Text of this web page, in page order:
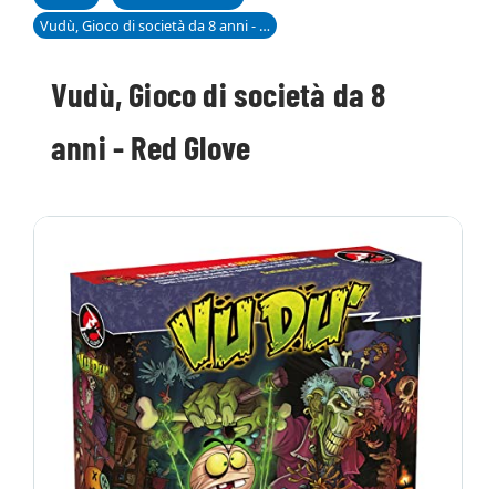
Vudù, Gioco di società da 8 anni - Red Glove
Vudù, Gioco di società da 8
anni - Red Glove